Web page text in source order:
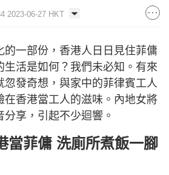
2023-06-27 HKT
的一部份，香港人日日見住菲傭
生活是如何？我們未必知。有來
忽發奇想，與家中的菲律賓工人
在香港當工人的滋味。內地女將
享，引起不少迴響。
當菲傭 洗廁所煮飯一腳